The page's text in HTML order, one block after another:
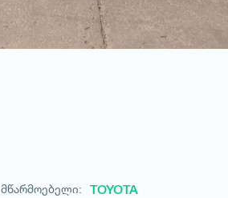
მწარმოებელი: TOYOTA